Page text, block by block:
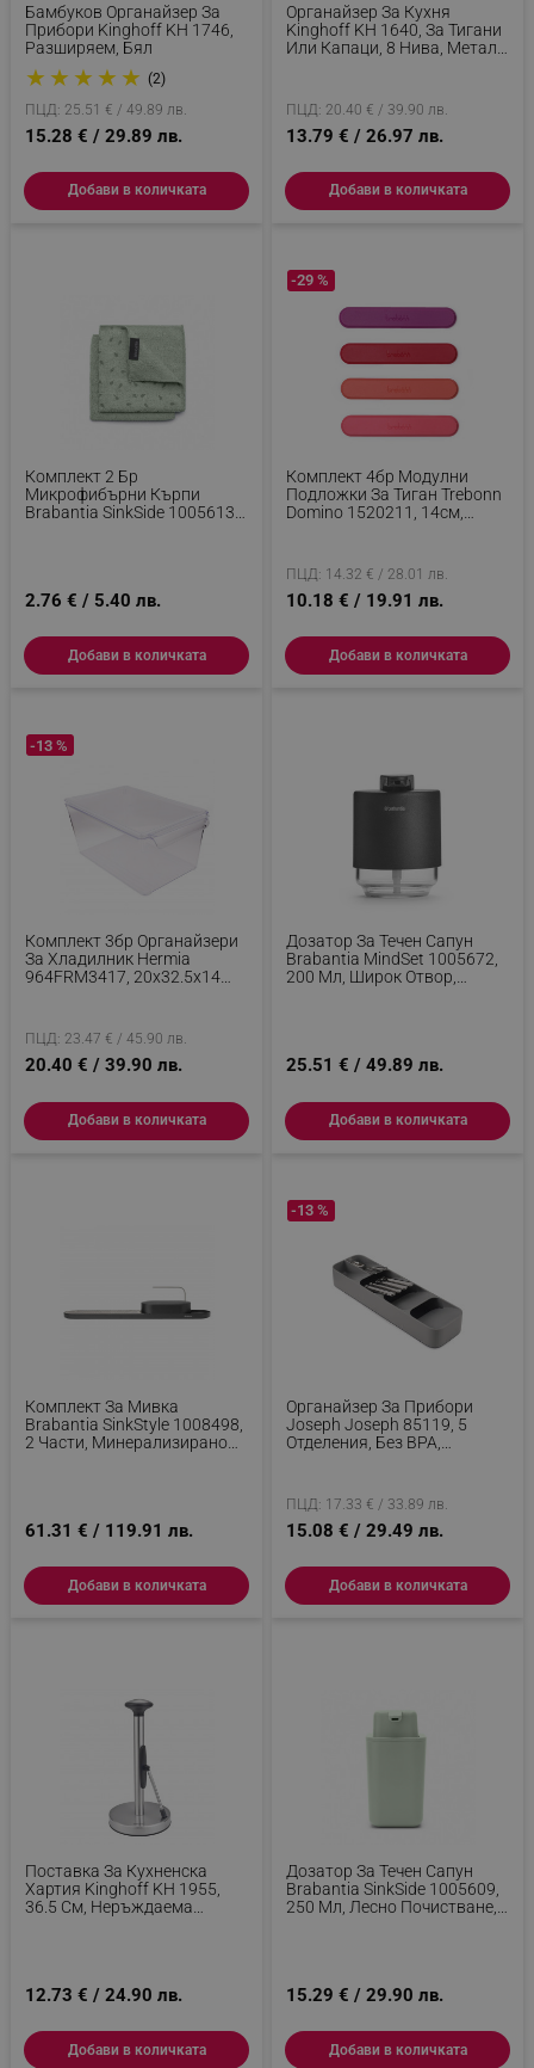
Бамбуков Органайзер За
Прибори Kinghoff KH 1746,
Разширяем, Бял
★ ★ ★ ★ ★ (2)
ПЦД: 25.51 € / 49.89 лв.
15.28 € / 29.89 лв.
Добави в количката
Органайзер За Кухня
Kinghoff KH 1640, За Тигани
Или Капаци, 8 Нива, Метал,
ПЦД: 20.40 € / 39.90 лв.
13.79 € / 26.97 лв.
Добави в количката
Комплект 2 Бр
Микрофибърни Кърпи
Brabantia SinkSide 1005613,
2.76 € / 5.40 лв.
Добави в количката
Комплект 4бр Модулни
Подложки За Тиган Trebonn
Domino 1520211, 14см,
-29 %
ПЦД: 14.32 € / 28.01 лв.
10.18 € / 19.91 лв.
Добави в количката
Комплект 3бр Органайзери
За Хладилник Hermia
964FRM3417, 20x32.5x14
-13 %
ПЦД: 23.47 € / 45.90 лв.
20.40 € / 39.90 лв.
Добави в количката
Дозатор За Течен Сапун
Brabantia MindSet 1005672,
200 Мл, Широк Отвор,
25.51 € / 49.89 лв.
Добави в количката
Комплект За Мивка
Brabantia SinkStyle 1008498,
2 Части, Минерализирано
61.31 € / 119.91 лв.
Добави в количката
Органайзер За Прибори
Joseph Joseph 85119, 5
Отделения, Без BPA,
-13 %
ПЦД: 17.33 € / 33.89 лв.
15.08 € / 29.49 лв.
Добави в количката
Поставка За Кухненска
Хартия Kinghoff KH 1955,
36.5 См, Неръждаема
12.73 € / 24.90 лв.
Добави в количката
Дозатор За Течен Сапун
Brabantia SinkSide 1005609,
250 Мл, Лесно Почистване,
15.29 € / 29.90 лв.
Добави в количката